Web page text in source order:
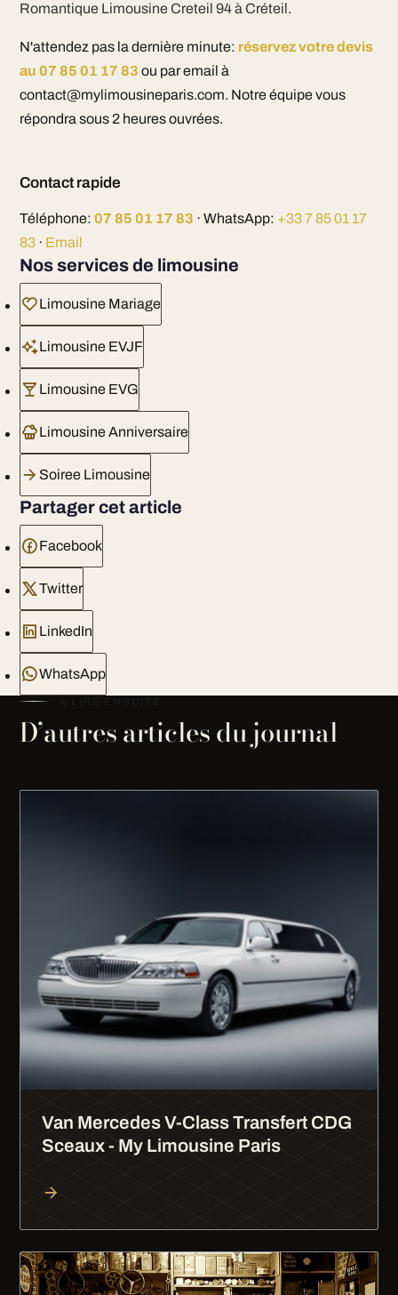
Romantique Limousine Creteil 94 à Créteil.
N'attendez pas la dernière minute: réservez votre devis
au 07 85 01 17 83 ou par email à
contact@mylimousineparis.com. Notre équipe vous
répondra sous 2 heures ouvrées.
Contact rapide
Téléphone: 07 85 01 17 83 · WhatsApp: +33 7 85 01 17
83· Email
Nos services de limousine
Limousine Mariage
Limousine EVJF
Limousine EVG
Limousine Anniversaire
Soiree Limousine
Partager cet article
Facebook
Twitter
LinkedIn
WhatsApp
D’autres articles du journal
Van Mercedes V-Class Transfert CDG
Sceaux - My Limousine Paris